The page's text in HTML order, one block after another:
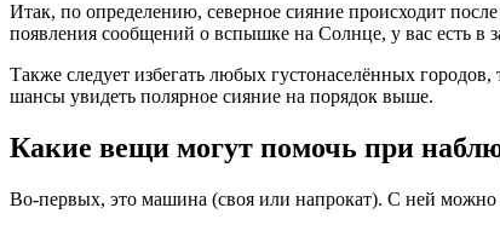
Итак, по определению, северное сияние происходит
появления сообщений о вспышке на Солнце, у вас есть в
Также следует избегать любых густонаселённых
шансы увидеть полярное сияние на порядок выше.
Какие вещи могут помочь при
Во-первых, это машина (своя или напрокат). С ней